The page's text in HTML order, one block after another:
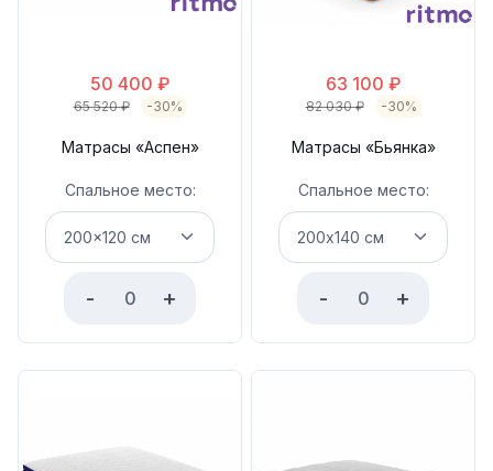
50 400 ₽
65 520₽ -30%
Матрасы «Аспен»
Спальное место:
- +
63 100 ₽
82 030₽ -30%
Матрасы «Бьянка»
Спальное место:
- +